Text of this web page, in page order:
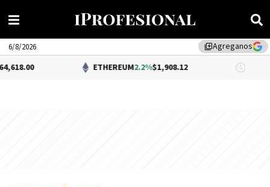
library_addAgreganos
6/8/2026
2.2%$1,908.12 DÓLAR BNA